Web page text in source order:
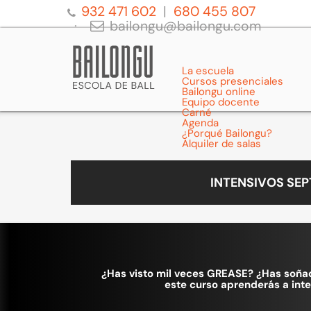
932 471 602
680 455 807
bailongu@bailongu.com
La escuela
Cursos presenciales
Bailongu online
Equipo docente
Carné
Agenda
¿Porqué Bailongu?
Alquiler de salas
INTENSIVOS
¿Has visto mil veces GREASE? ¿Has
este curso aprenderás a